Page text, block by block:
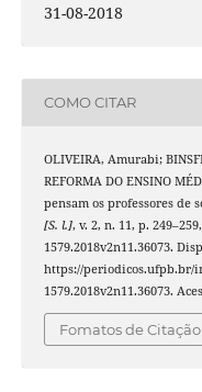
31-08-2018
COMO CITAR
OLIVEIRA, Amurabi;
REFORMA DO ENSINO
pensam os professores de
[S. l.], v. 2, n. 11, p.
1579.2018v2n11.36073.
https://periodicos.ufpb.br/
1579.2018v2n11.36073.
Fomatos de Citação